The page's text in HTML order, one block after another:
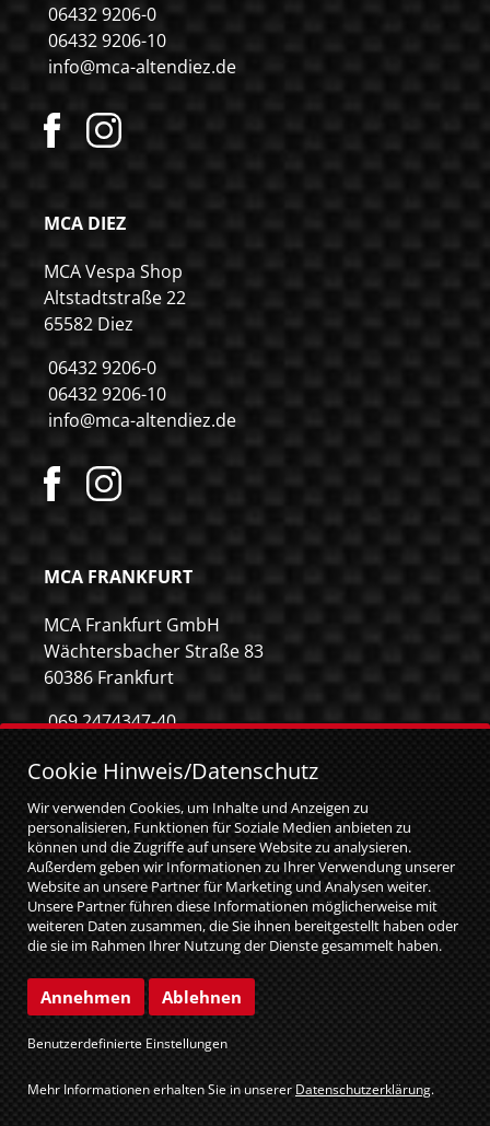
06432 9206-0
06432 9206-10
info@mca-altendiez.de
MCA DIEZ
MCA Vespa Shop
Altstadtstraße 22
65582 Diez
06432 9206-0
06432 9206-10
info@mca-altendiez.de
MCA FRANKFURT
MCA Frankfurt GmbH
Wächtersbacher Straße 83
60386 Frankfurt
069 2474347-40
info@mca-frankfurt.de
© MCA GmbH 2026|web relaunch by attentio
Impressum
Datenschutz
Cookie Einstellungen
Cookie Hinweis/Datenschutz
Wir verwenden Cookies, um Inhalte und Anzeigen zu
personalisieren, Funktionen für Soziale Medien anbieten zu
können und die Zugriffe auf unsere Website zu analysieren.
Außerdem geben wir Informationen zu Ihrer Verwendung unserer
Website an unsere Partner für Marketing und Analysen weiter.
Unsere Partner führen diese Informationen möglicherweise mit
weiteren Daten zusammen, die Sie ihnen bereitgestellt haben oder
die sie im Rahmen Ihrer Nutzung der Dienste gesammelt haben.
Website weiterhin nutzen.
Annehmen Ablehnen
Benutzerdefinierte Einstellungen
Mehr Informationen erhalten Sie in unsererDatenschutzerklärung.